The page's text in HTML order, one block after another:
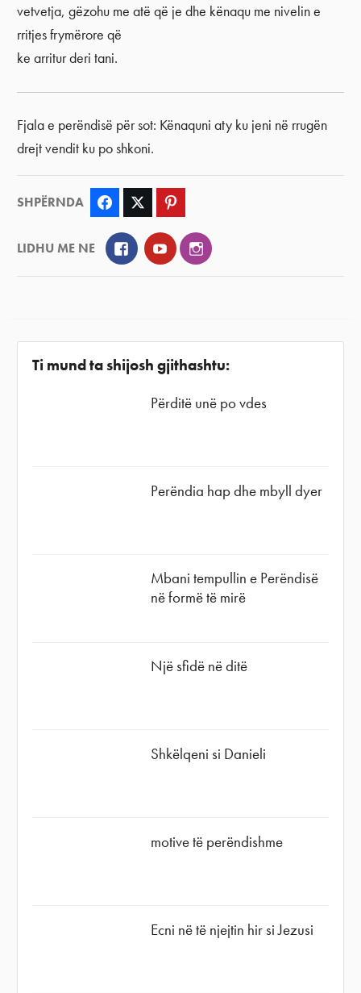
vetvetja, gëzohu me atë që je dhe kënaqu me nivelin e
rritjes frymërore që
ke arritur deri tani.
Fjala e perëndisë për sot: Kënaquni aty ku jeni në rrugën
drejt vendit ku po shkoni.
SHPËRNDA Facebook Twitter
LIDHU ME NE FacebookYouTubeInstagram
Ti mund ta shijosh gjithashtu:
Përditë unë po vdes
Perëndia hap dhe mbyll dyer
Mbani tempullin e Perëndisë
në formë të mirë
Një sfidë në ditë
Shkëlqeni si Danieli
motive të perëndishme
Ecni në të njejtin hir si Jezusi